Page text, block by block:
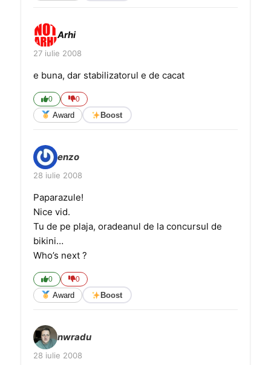
Arhi
27 iulie 2008
e buna, dar stabilizatorul e de cacat
0 0
Award Boost
enzo
28 iulie 2008
Paparazule!
Nice vid.
Tu de pe plaja, oradeanul de la concursul de
bikini…
Who’s next ?
0 0
Award Boost
nwradu
28 iulie 2008